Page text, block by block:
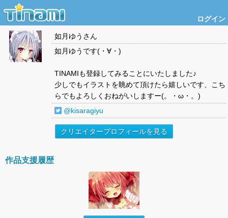
ログイン
如月ゆう さん
如月ゆうです(・∀・)
TINAMIも登録してみることにいたしました♪
少しでもイラストを眺めて頂けたら嬉しいです、こち
らでもよろしくおねがいしますー(。・ω・。)
@kisaragiyu
クリエイタープロフィールを見る
作品支援履歴